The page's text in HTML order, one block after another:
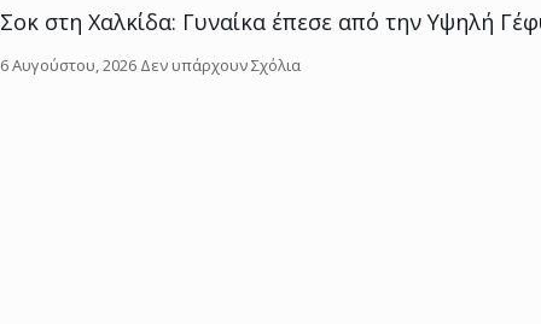
Σοκ στη Χαλκίδα: Γυναίκα έπεσε από την Υψηλή
6 Αυγούστου, 2026 Δεν υπάρχουν Σχόλια